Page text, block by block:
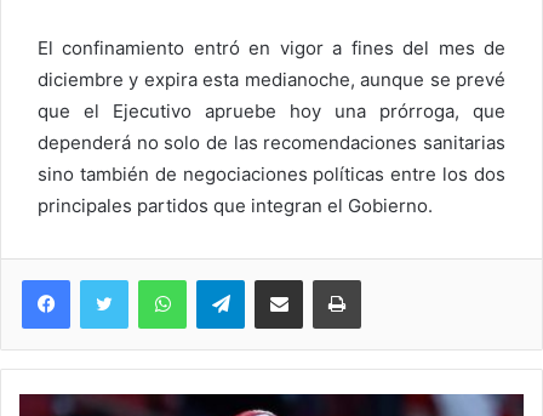
El confinamiento entró en vigor a fines del mes de
diciembre y expira esta medianoche, aunque se prevé
que el Ejecutivo apruebe hoy una prórroga, que
dependerá no solo de las recomendaciones sanitarias
sino también de negociaciones políticas entre los dos
principales partidos que integran el Gobierno.
WhatsAppTelegramCompartir via Email Imprimi